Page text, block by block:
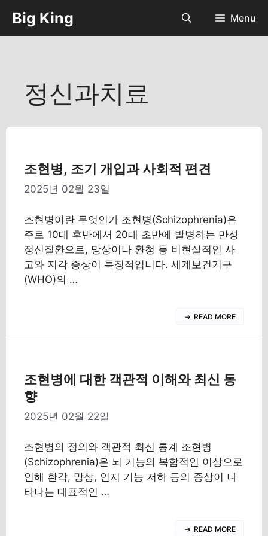
츠
Big King Menu
정신과치료
조현병, 조기 개입과 사회적 편견
2025년 02월 23일
조현병이란 무엇인가 조현병(Schizophrenia)은
주로 10대 후반에서 20대 초반에 발병하는 만성
정신질환으로, 망상이나 환청 등 비현실적인 사
고와 지각 증상이 특징적입니다. 세계보건기구
(WHO)의 …
READ MORE
조현병에 대한 객관적 이해와 최신 동
향
2025년 02월 22일
조현병의 정의와 객관적 최신 통계 조현병
(Schizophrenia)은 뇌 기능의 복합적인 이상으로
인해 환각, 망상, 인지 기능 저하 등의 증상이 나
타나는 대표적인 …
READ MORE